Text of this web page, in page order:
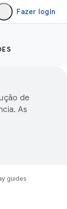
Fazer login
de
As
guides